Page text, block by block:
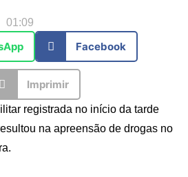
01:09
Facebook
Imprimir
registrada no início da tarde
na apreensão de drogas no